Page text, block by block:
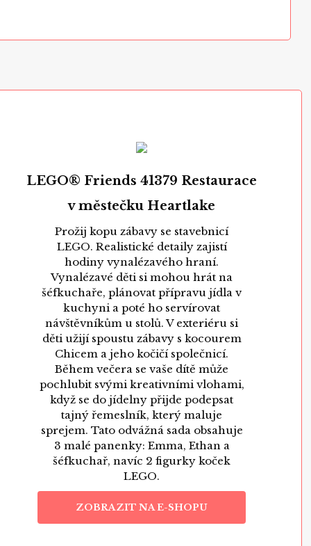
LEGO® Friends 41379 Restaurace
v městečku Heartlake
Prožij kopu zábavy se stavebnicí
LEGO. Realistické detaily zajistí
hodiny vynalézavého hraní.
Vynalézavé děti si mohou hrát na
šéfkuchaře, plánovat přípravu jídla v
kuchyni a poté ho servírovat
návštěvníkům u stolů. V exteriéru si
děti užijí spoustu zábavy s kocourem
Chicem a jeho kočičí společnicí.
Během večera se vaše dítě může
pochlubit svými kreativními vlohami,
když se do jídelny přijde podepsat
tajný řemeslník, který maluje
sprejem. Tato odvážná sada obsahuje
3 malé panenky: Emma, Ethan a
šéfkuchař, navíc 2 figurky koček
LEGO.
ZOBRAZIT NA E-SHOPU